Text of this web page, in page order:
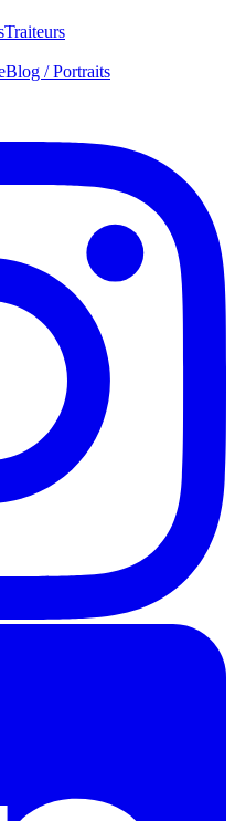
Traiteurs
Blog / Portraits